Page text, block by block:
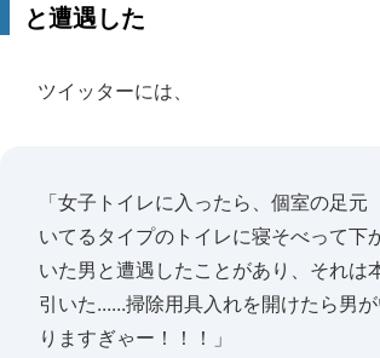
と遭遇した
ツイッターには、
「女子トイレに入ったら、個室の足元
いてるタイプのトイレに寝そべって下
いた男と遭遇したことがあり、それは
引いた......掃除用具入れを開けたら男
りますぎゃー！！！」